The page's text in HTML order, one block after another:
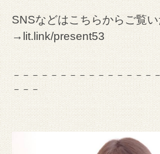
SNSなどはこちらからご覧
→ lit.link/present53
－－－－－－－－－－－－－－－
－－－